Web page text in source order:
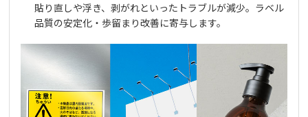
貼り直しや浮き、剥がれといったトラブルが減少。ラベル
品質の安定化・歩留まり改善に寄与します。